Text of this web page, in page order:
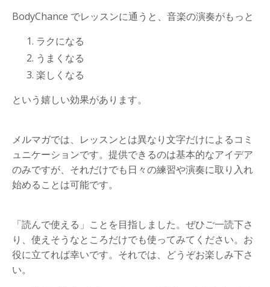
BodyChance でレッスンに通うと、音楽の演奏がもっと
ラクになる
うまくなる
楽しくなる
という嬉しい効果があります。
メルマガでは、レッスンとは異なり文字だけによるコミ
ュニケーションです。提供できるのは基本的なアイデア
のみですが、それだけでも日々の練習や演奏に取り入れ
始めることは可能です。
「読んで使える」ことを目指しました。ぜひご一読下さ
り、使えそうなところだけでも使ってみてください。お
役に立てれば幸いです。それでは、どうぞお楽しみ下さ
い。